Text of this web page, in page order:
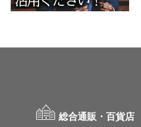
総合通販・百貨店